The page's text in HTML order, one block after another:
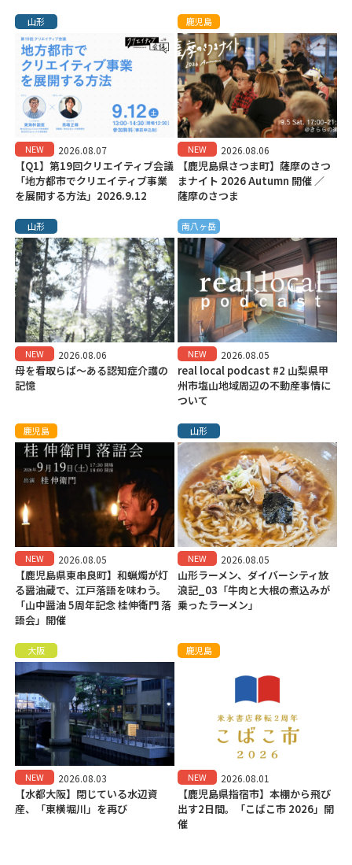
山形
NEW 2026.08.07
【Q1】第19回クリエイティブ会議
「地方都市でクリエイティブ事業
を展開する方法」2026.9.12
鹿児島
NEW 2026.08.06
【鹿児島県さつま町】薩摩のさつ
まナイト 2026 Autumn 開催 ／
薩摩のさつま
山形
NEW 2026.08.06
母を看取らば～ある認知症介護の
記憶
南八ヶ岳
NEW 2026.08.05
real local podcast #2 山梨県甲
州市塩山地域周辺の不動産事情に
ついて
鹿児島
NEW 2026.08.05
【鹿児島県東串良町】和蝋燭が灯
る醤油蔵で、江戸落語を味わう。
「山中醤油 5周年記念 桂伸衛門 落
語会」開催
山形
NEW 2026.08.05
山形ラーメン、ダイバーシティ放
浪記_03「牛肉と大根の煮込みが
乗ったラーメン」
大阪
NEW 2026.08.03
【水都大阪】閉じている水辺資
産、「東横堀川」を再び
鹿児島
NEW 2026.08.01
【鹿児島県指宿市】本棚から飛び
出す2日間。「こばこ市 2026」開
催